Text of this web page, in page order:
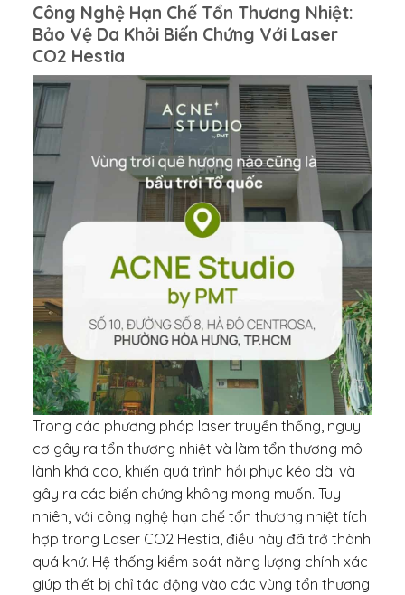
Công Nghệ Hạn Chế Tổn Thương Nhiệt:
Bảo Vệ Da Khỏi Biến Chứng Với Laser
CO2 Hestia
Trong các phương pháp laser truyền thống, nguy
cơ gây ra tổn thương nhiệt và làm tổn thương mô
lành khá cao, khiến quá trình hồi phục kéo dài và
gây ra các biến chứng không mong muốn. Tuy
nhiên, với công nghệ hạn chế tổn thương nhiệt tích
hợp trong Laser CO2 Hestia, điều này đã trở thành
quá khứ. Hệ thống kiểm soát năng lượng chính xác
giúp thiết bị chỉ tác động vào các vùng tổn thương